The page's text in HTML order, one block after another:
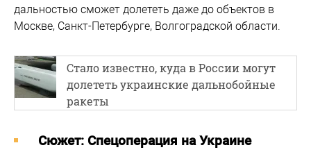
дальностью сможет долететь даже до объектов в
Москве, Санкт-Петербурге, Волгоградской области.
Стало известно, куда в России могут
долететь украинские дальнобойные
ракеты
Cюжет: Спецоперация на Украине